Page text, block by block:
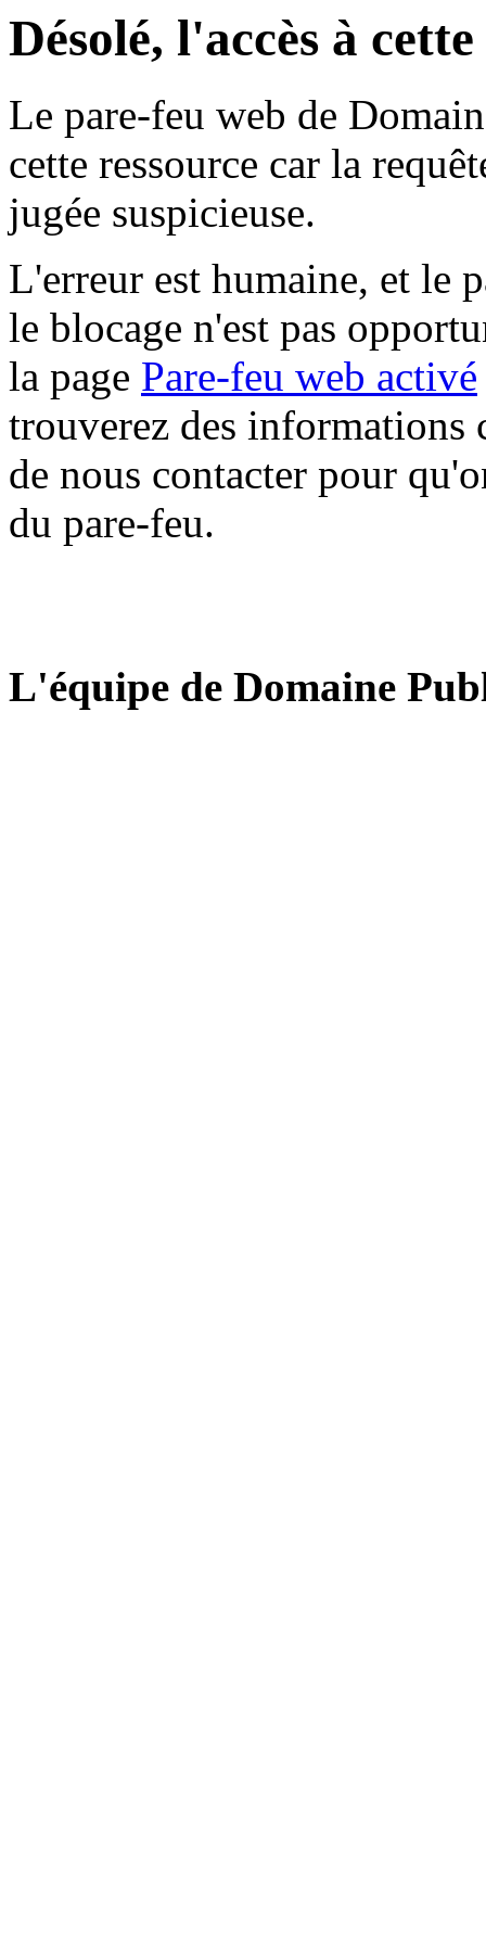
Désolé, l'accès à
Le pare-feu web de
cette ressource car la
jugée suspicieuse.
L'erreur est humaine, et le
le blocage n'est pas
la page Pare-feu web activé
trouverez des informations
de nous contacter pour
du pare-feu.
L'équipe de Domaine